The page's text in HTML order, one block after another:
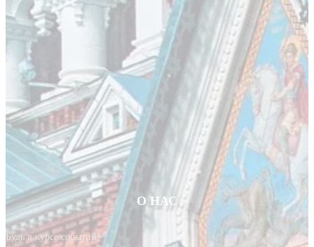
О НАС
Будь в курсе событий!